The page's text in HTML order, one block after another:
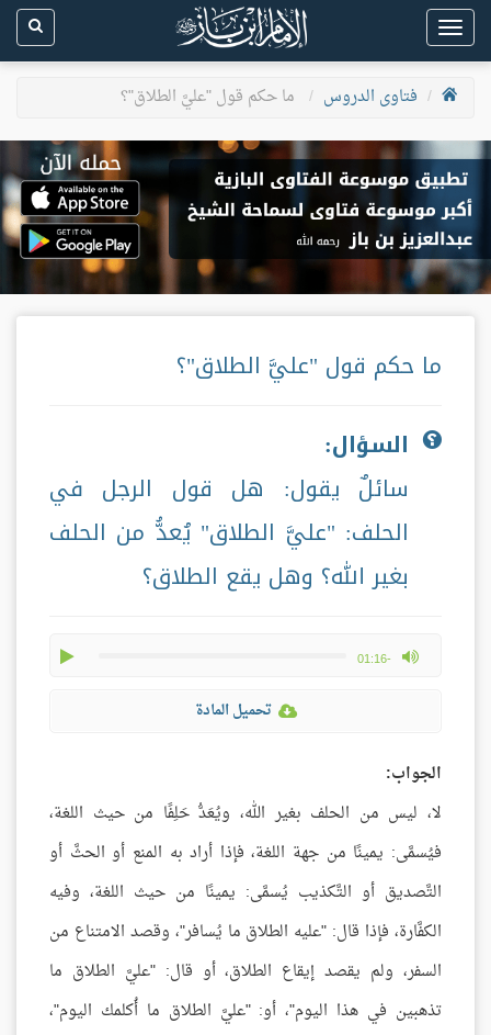
Toggle
navigation
فتاوى الدروس
ما حكم قول "عليَّ الطلاق"؟
ما حكم قول "عليَّ الطلاق"؟
السؤال:
سائلٌ يقول: هل قول الرجل في
الحلف: "عليَّ الطلاق" يُعدُّ من الحلف
بغير الله؟ وهل يقع الطلاق؟
-01:16
max volume
تحميل المادة
الجواب:
لا، ليس من الحلف بغير الله، ويُعَدُّ حَلِفًا من حيث اللغة،
فيُسمَّى: يمينًا من جهة اللغة، فإذا أراد به المنع أو الحثَّ أو
التَّصديق أو التَّكذيب يُسمَّى: يمينًا من حيث اللغة، وفيه
الكفَّارة، فإذا قال: "عليه الطلاق ما يُسافر"، وقصد الامتناع من
السفر، ولم يقصد إيقاع الطلاق، أو قال: "عليَّ الطلاق ما
تذهبين في هذا اليوم"، أو: "عليَّ الطلاق ما أُكلمك اليوم"،